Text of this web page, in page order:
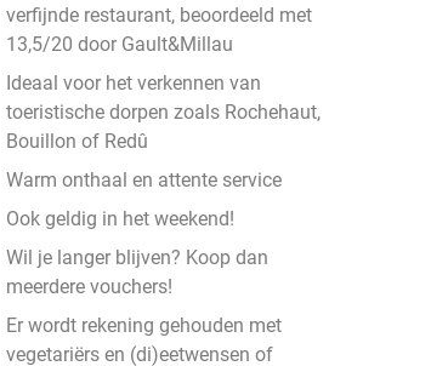
verfijnde restaurant, beoordeeld met
13,5/20 door Gault&Millau
Ideaal voor het verkennen van
toeristische dorpen zoals Rochehaut,
Bouillon of Redû
Warm onthaal en attente service
Ook geldig in het weekend!
Wil je langer blijven? Koop dan
meerdere vouchers!
Er wordt rekening gehouden met
vegetariërs en (di)eetwensen of